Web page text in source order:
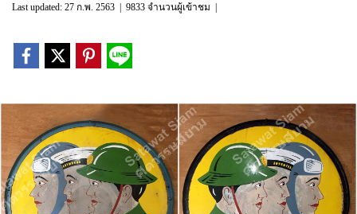
Last updated: 27 ก.พ. 2563 9833 จำนวนผู้เข้าชม